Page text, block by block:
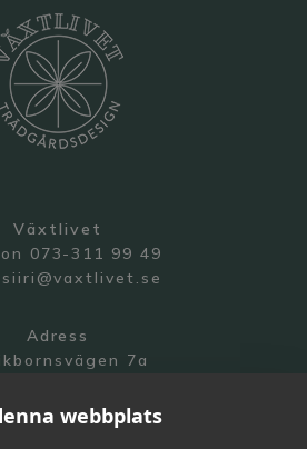
Växtlivet
073-311 99 49
siiri@vaxtlivet.se
Adress
7a
webbplats